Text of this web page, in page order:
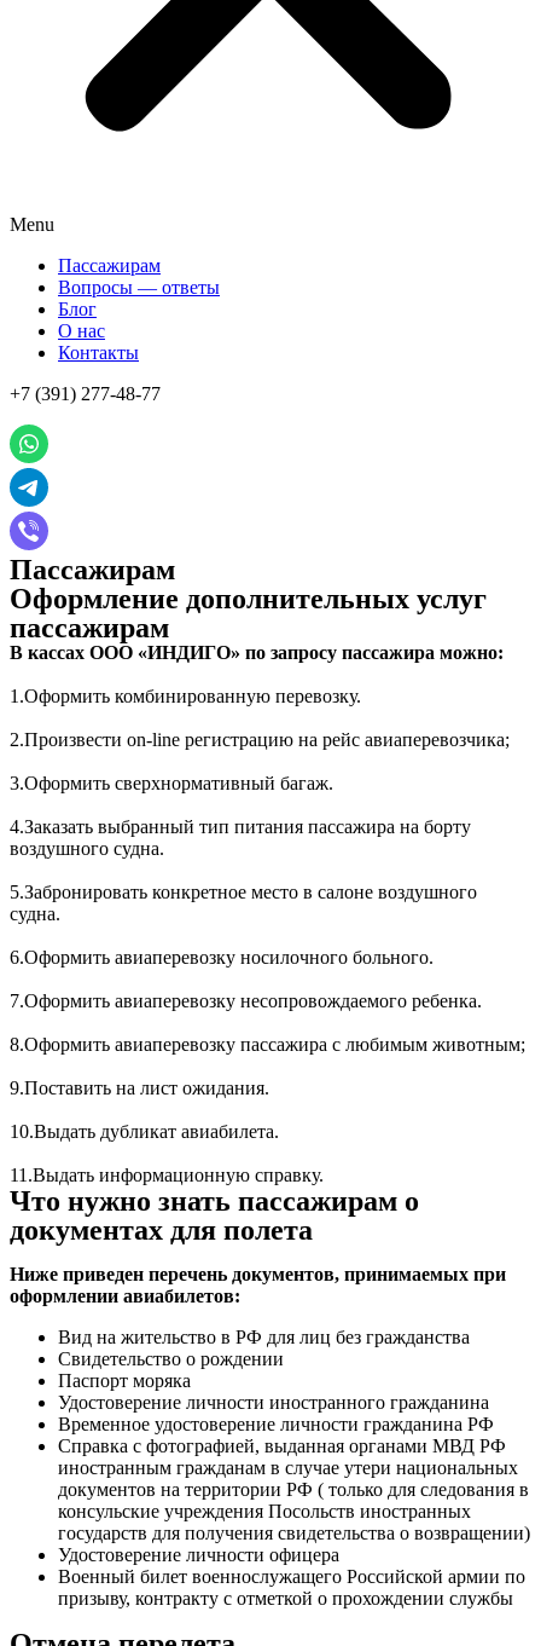
Menu
Пассажирам
Вопросы — ответы
Блог
О нас
Контакты
+7 (391) 277-48-77
Пассажирам
Оформление дополнительных услуг
пассажирам
В кассах ООО «ИНДИГО» по запросу пассажира можно:
1.Оформить комбинированную перевозку.
2.Произвести on-line регистрацию на рейс авиаперевозчика;
3.Оформить сверхнормативный багаж.
4.Заказать выбранный тип питания пассажира на борту
воздушного судна.
5.Забронировать конкретное место в салоне воздушного
судна.
6.Оформить авиаперевозку носилочного больного.
7.Оформить авиаперевозку несопровождаемого ребенка.
8.Оформить авиаперевозку пассажира с любимым животным;
9.Поставить на лист ожидания.
10.Выдать дубликат авиабилета.
11.Выдать информационную справку.
Что нужно знать пассажирам о
документах для полета
Ниже приведен перечень документов, принимаемых при
оформлении авиабилетов:
Вид на жительство в РФ для лиц без гражданства
Свидетельство о рождении
Паспорт моряка
Удостоверение личности иностранного гражданина
Временное удостоверение личности гражданина РФ
Справка с фотографией, выданная органами МВД РФ
иностранным гражданам в случае утери национальных
документов на территории РФ ( только для следования в
консульские учреждения Посольств иностранных
государств для получения свидетельства о возвращении)
Удостоверение личности офицера
Военный билет военнослужащего Российской армии по
призыву, контракту с отметкой о прохождении службы